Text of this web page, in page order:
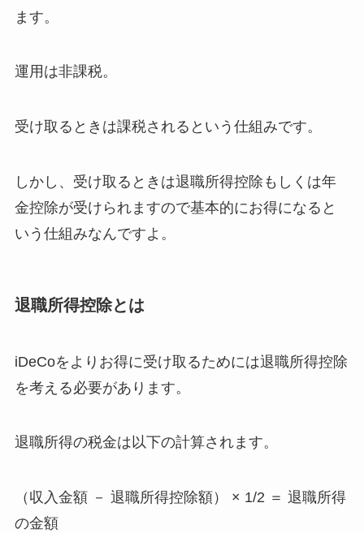
ます。
運用は非課税。
受け取るときは課税されるという仕組みです。
しかし、受け取るときは退職所得控除もしくは年
金控除が受けられますので基本的にお得になると
いう仕組みなんですよ。
退職所得控除とは
iDeCoをよりお得に受け取るためには退職所得控除
を考える必要があります。
退職所得の税金は以下の計算されます。
（収入金額 － 退職所得控除額） × 1/2 ＝ 退職所得
の金額